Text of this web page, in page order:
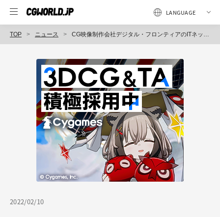
TOP ニュース CG映像制作会社デジタル・フロンティアのITネットワーク環境に「Dell PowerSwitch」導入、高速化を実現（デル・テクノロジーズ）
2022/02/10